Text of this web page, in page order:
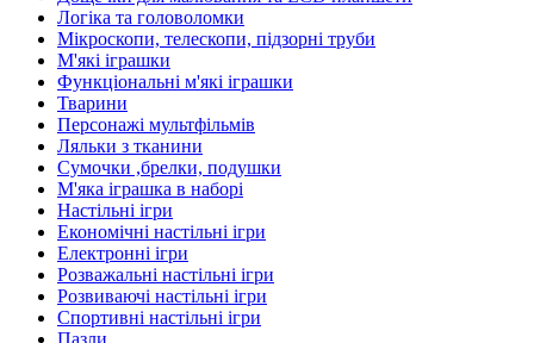
Логіка та головоломки
Мікроскопи, телескопи, підзорні труби
М'які іграшки
Функціональні м'які іграшки
Тварини
Персонажі мультфільмів
Ляльки з тканини
Сумочки ,брелки, подушки
М'яка іграшка в наборі
Настільні ігри
Економічні настільні ігри
Електронні ігри
Розважальні настільні ігри
Розвиваючі настільні ігри
Спортивні настільні ігри
Пазли